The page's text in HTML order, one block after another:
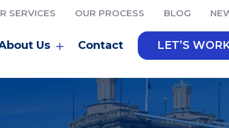
SERVICES OUR PROCESS BLOG
Us Contact LET’S